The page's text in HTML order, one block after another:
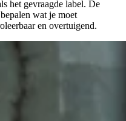
het gevraagde label. De
wat je moet
en overtuigend.